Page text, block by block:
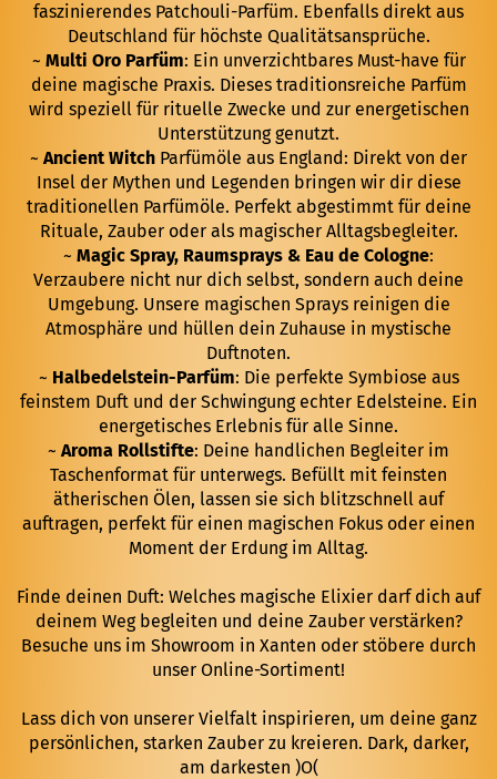
faszinierendes Patchouli-Parfüm. Ebenfalls direkt aus
Deutschland für höchste Qualitätsansprüche.
~ Multi Oro Parfüm: Ein unverzichtbares Must-have für
deine magische Praxis. Dieses traditionsreiche Parfüm
wird speziell für rituelle Zwecke und zur energetischen
Unterstützung genutzt.
~ Ancient Witch Parfümöle aus England: Direkt von der
Insel der Mythen und Legenden bringen wir dir diese
traditionellen Parfümöle. Perfekt abgestimmt für deine
Rituale, Zauber oder als magischer Alltagsbegleiter.
~ Magic Spray, Raumsprays & Eau de Cologne:
Verzaubere nicht nur dich selbst, sondern auch deine
Umgebung. Unsere magischen Sprays reinigen die
Atmosphäre und hüllen dein Zuhause in mystische
Duftnoten.
~ Halbedelstein-Parfüm: Die perfekte Symbiose aus
feinstem Duft und der Schwingung echter Edelsteine. Ein
energetisches Erlebnis für alle Sinne.
~ Aroma Rollstifte: Deine handlichen Begleiter im
Taschenformat für unterwegs. Befüllt mit feinsten
ätherischen Ölen, lassen sie sich blitzschnell auf
auftragen, perfekt für einen magischen Fokus oder einen
Moment der Erdung im Alltag.
Finde deinen Duft: Welches magische Elixier darf dich auf
deinem Weg begleiten und deine Zauber verstärken?
Besuche uns im Showroom in Xanten oder stöbere durch
unser Online-Sortiment!
Lass dich von unserer Vielfalt inspirieren, um deine ganz
persönlichen, starken Zauber zu kreieren. Dark, darker,
am darkesten )O(